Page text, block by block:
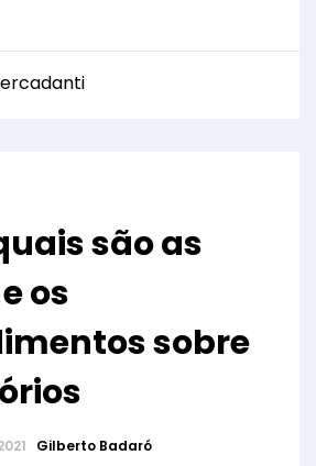
são as
os
sobre
Gilberto Badaró